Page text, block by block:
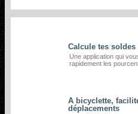
Calcule tes soldes
Une application qui
rapidement les
A bicyclette,
déplacements